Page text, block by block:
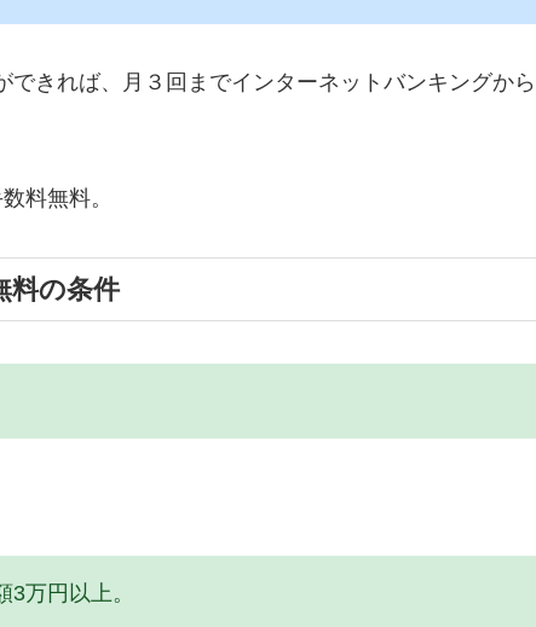
きれば、月３回までインターネットバンキングから
料無料。
料の条件
万円以上。